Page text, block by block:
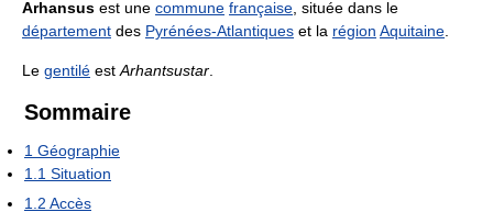
Arhansus est une commune française , située dans le
département des Pyrénées-Atlantiques et la région Aquitaine
Le gentilé est Arhantsustar
Sommaire
1 Géographie
1.1 Situation
1.2 Accès